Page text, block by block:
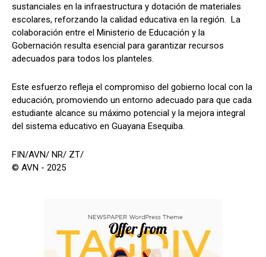
sustanciales en la infraestructura y dotación de materiales
escolares, reforzando la calidad educativa en la región. La
colaboración entre el Ministerio de Educación y la
Gobernación resulta esencial para garantizar recursos
adecuados para todos los planteles.
Este esfuerzo refleja el compromiso del gobierno local con la
educación, promoviendo un entorno adecuado para que cada
estudiante alcance su máximo potencial y la mejora integral
del sistema educativo en Guayana Esequiba.
FIN/AVN/ NR/ ZT/
© AVN - 2025